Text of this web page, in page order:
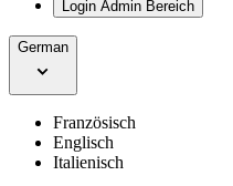
Login Admin Bereich
German
Französisch
Englisch
Italienisch